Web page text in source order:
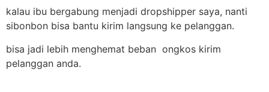
kalau ibu bergabung menjadi dropshipper saya, nanti
sibonbon bisa bantu kirim langsung ke pelanggan.
bisa jadi lebih menghemat beban ongkos kirim
pelanggan anda.